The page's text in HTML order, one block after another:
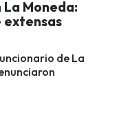
Moneda:
extensas
de La